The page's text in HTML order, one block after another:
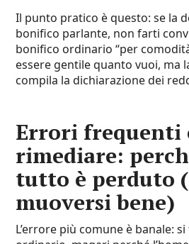
Il punto pratico è questo: se la
bonifico parlante, non farti
bonifico ordinario “per
essere gentile quanto vuoi, ma
compila la dichiarazione dei
Errori frequenti
rimediare:
tutto è perduto
muoversi bene)
L’errore più comune è banale: